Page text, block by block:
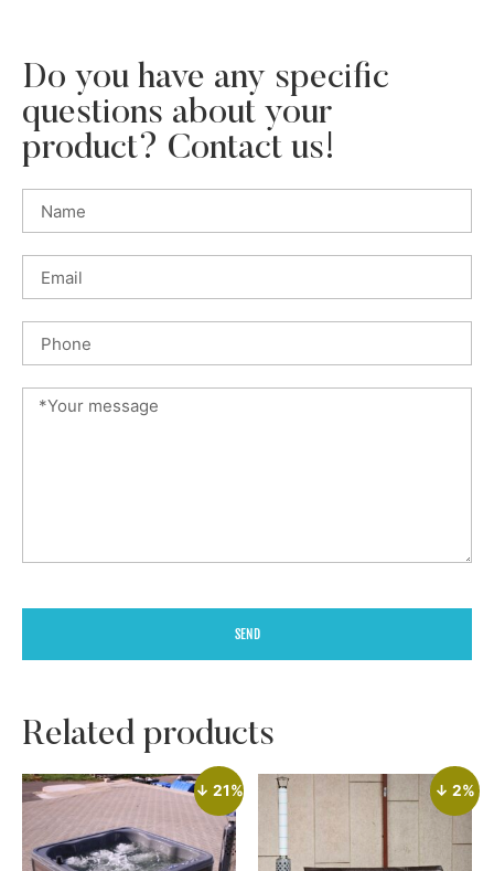
Do you have any specific
questions about your
product? Contact us!
SEND
Related products
↓ 21% ↓ 2%